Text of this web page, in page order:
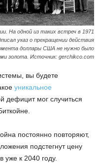
На одной из таких встреч в 1971
указ о прекращении действия
доллары США не нужно было
золота. Источник: gerchikco.com
вы будете
уникальное
дефицит мог случиться
постоянно повторяют,
подстегнут цену
уже к 2040 году.